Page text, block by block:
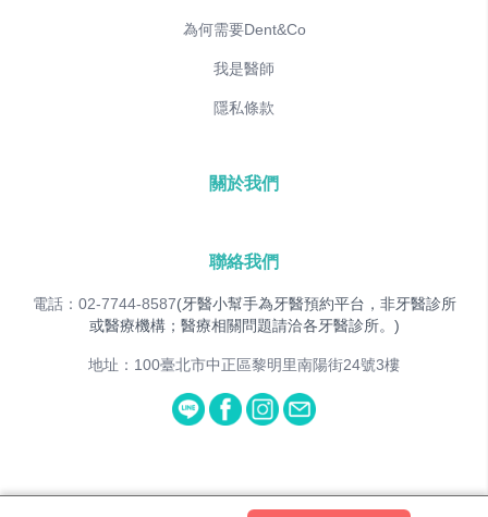
為何需要Dent&Co
我是醫師
隱私條款
關於我們
聯絡我們
電話：02-7744-8587(牙醫小幫手為牙醫預約平台，非牙醫診所
或醫療機構；醫療相關問題請洽各牙醫診所。)
地址：100臺北市中正區黎明里南陽街24號3樓